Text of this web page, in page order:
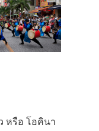
หรือ โอคินา